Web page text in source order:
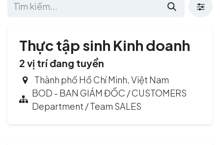
Thực tập sinh Kinh doanh
2 vị trí đang tuyển
Thành phố Hồ Chí Minh,Việt Nam
BOD - BAN GIÁM ĐỐC / CUSTOMERS
Department / Team SALES